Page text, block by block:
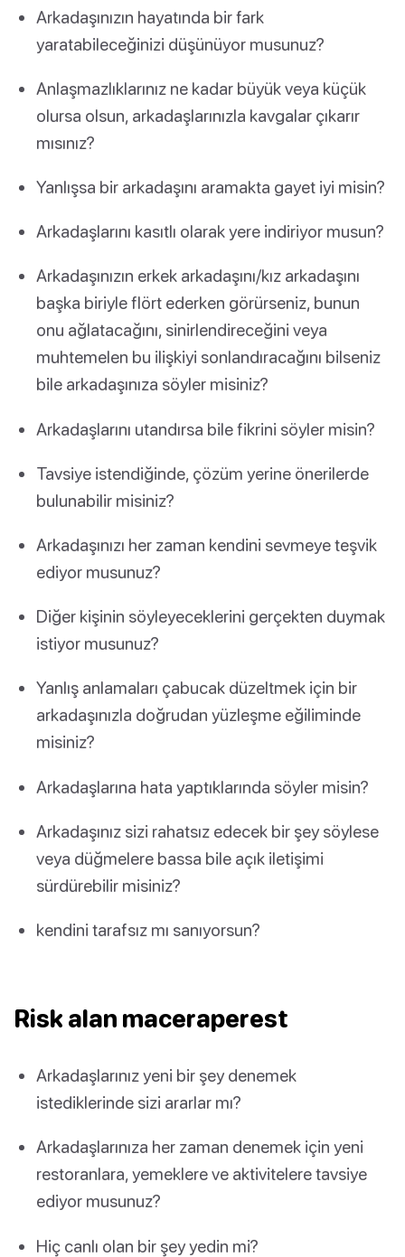
Arkadaşınızın hayatında bir fark
yaratabileceğinizi düşünüyor musunuz?
Anlaşmazlıklarınız ne kadar büyük veya küçük
olursa olsun, arkadaşlarınızla kavgalar çıkarır
mısınız?
Yanlışsa bir arkadaşını aramakta gayet iyi misin?
Arkadaşlarını kasıtlı olarak yere indiriyor musun?
Arkadaşınızın erkek arkadaşını/kız arkadaşını
başka biriyle flört ederken görürseniz, bunun
onu ağlatacağını, sinirlendireceğini veya
muhtemelen bu ilişkiyi sonlandıracağını bilseniz
bile arkadaşınıza söyler misiniz?
Arkadaşlarını utandırsa bile fikrini söyler misin?
Tavsiye istendiğinde, çözüm yerine önerilerde
bulunabilir misiniz?
Arkadaşınızı her zaman kendini sevmeye teşvik
ediyor musunuz?
Diğer kişinin söyleyeceklerini gerçekten duymak
istiyor musunuz?
Yanlış anlamaları çabucak düzeltmek için bir
arkadaşınızla doğrudan yüzleşme eğiliminde
misiniz?
Arkadaşlarına hata yaptıklarında söyler misin?
Arkadaşınız sizi rahatsız edecek bir şey söylese
veya düğmelere bassa bile açık iletişimi
sürdürebilir misiniz?
kendini tarafsız mı sanıyorsun?
Risk alan maceraperest
Arkadaşlarınız yeni bir şey denemek
istediklerinde sizi ararlar mı?
Arkadaşlarınıza her zaman denemek için yeni
restoranlara, yemeklere ve aktivitelere tavsiye
ediyor musunuz?
Hiç canlı olan bir şey yedin mi?